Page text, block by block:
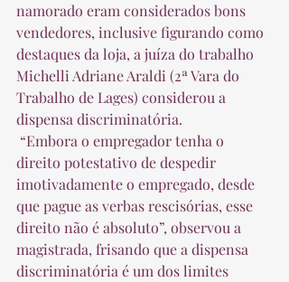
namorado eram considerados bons
vendedores, inclusive figurando como
destaques da loja, a juíza do trabalho
Michelli Adriane Araldi (2ª Vara do
Trabalho de Lages) considerou a
dispensa discriminatória.
direito potestativo de despedir
imotivadamente o empregado, desde
que pague as verbas rescisórias, esse
direito não é absoluto”, observou a
magistrada, frisando que a dispensa
discriminatória é um dos limites